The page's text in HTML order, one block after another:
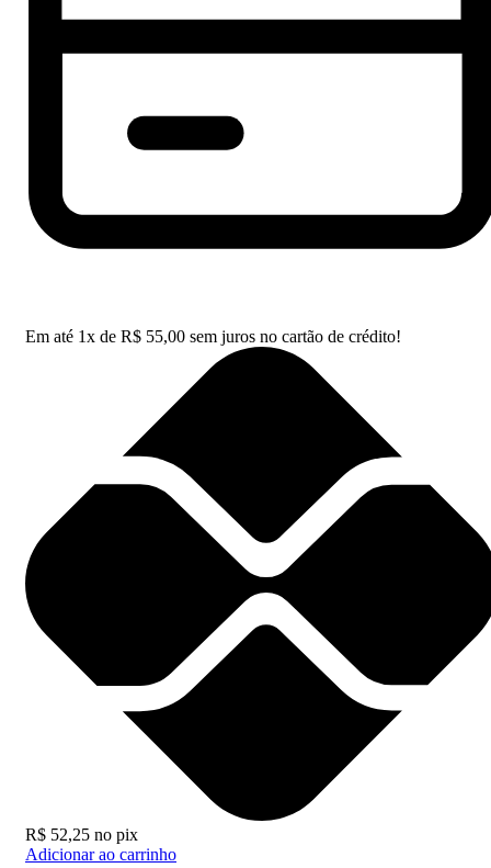
Em até 1x de R$ 55,00 sem juros no cartão de crédito!
R$ 52,25 no pix
Adicionar ao carrinho